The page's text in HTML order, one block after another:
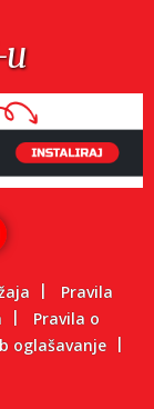
Pravila
Pravila o
oglašavanje